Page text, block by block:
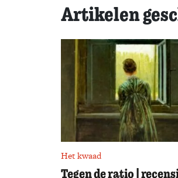
Artikelen
Het kwaad
Tegen de ratio |